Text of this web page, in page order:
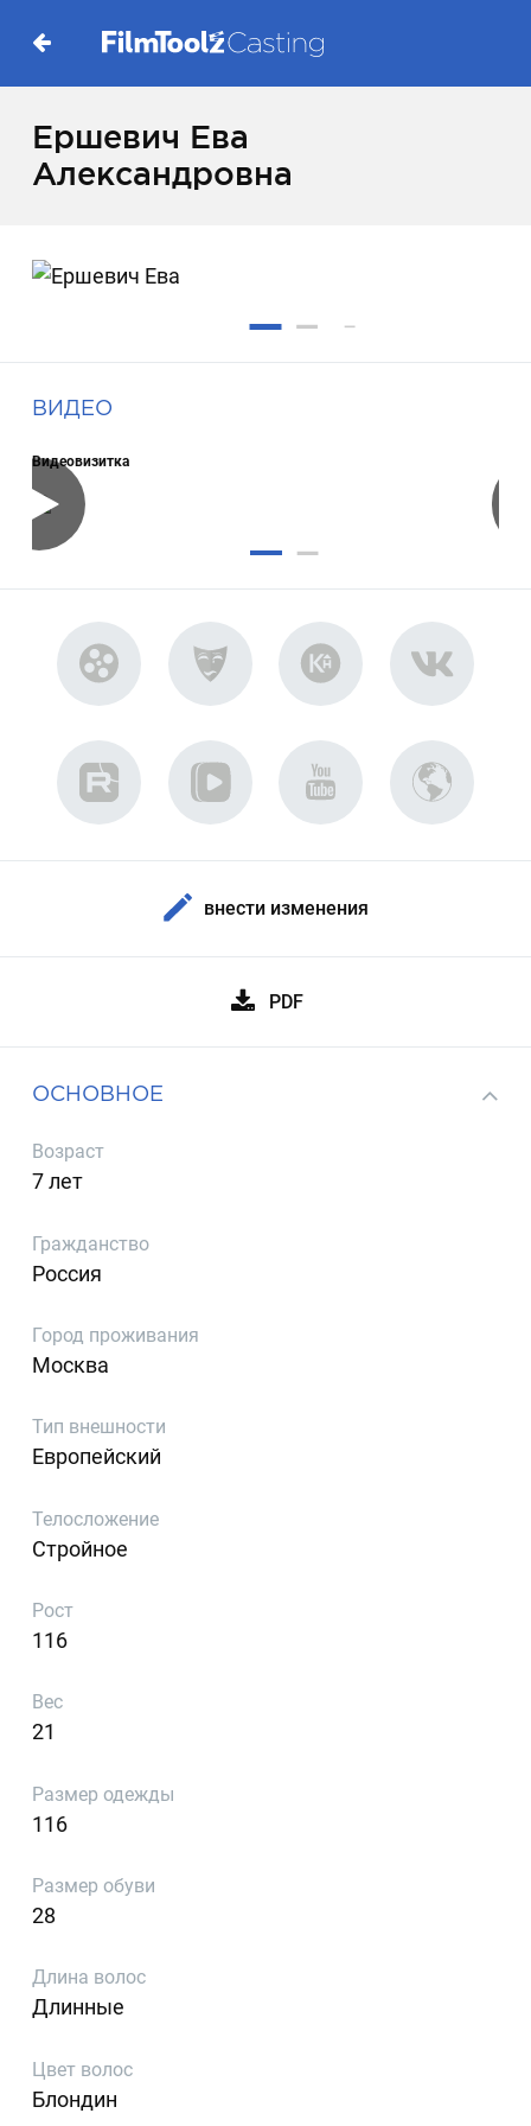
Ершевич Ева
Александровна
ВИДЕО
Видеовизитка
внести изменения
PDF
ОСНОВНОЕ
Возраст
7 лет
Гражданство
Россия
Город проживания
Москва
Тип внешности
Европейский
Телосложение
Стройное
Рост
116
Вес
21
Размер одежды
116
Размер обуви
28
Длина волос
Длинные
Цвет волос
Блондин